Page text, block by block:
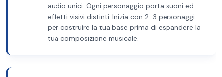
audio unici. Ogni personaggio porta suoni ed
effetti visivi distinti. Inizia con 2-3 personaggi
per costruire la tua base prima di espandere la
tua composizione musicale.